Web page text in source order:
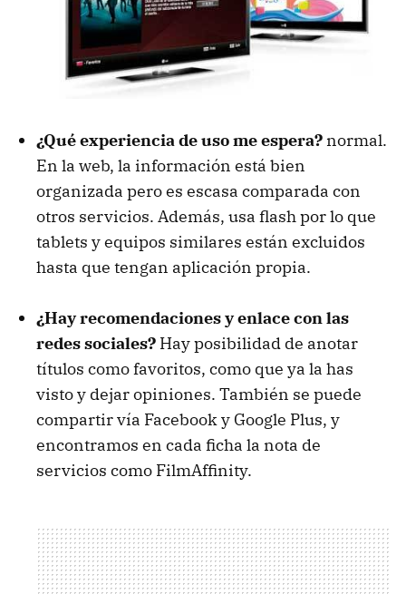
¿Qué experiencia de uso me espera? normal.
En la web, la información está bien
organizada pero es escasa comparada con
otros servicios. Además, usa flash por lo que
tablets y equipos similares están excluidos
hasta que tengan aplicación propia.
¿Hay recomendaciones y enlace con las
redes sociales? Hay posibilidad de anotar
títulos como favoritos, como que ya la has
visto y dejar opiniones. También se puede
compartir vía Facebook y Google Plus, y
encontramos en cada ficha la nota de
servicios como FilmAffinity.